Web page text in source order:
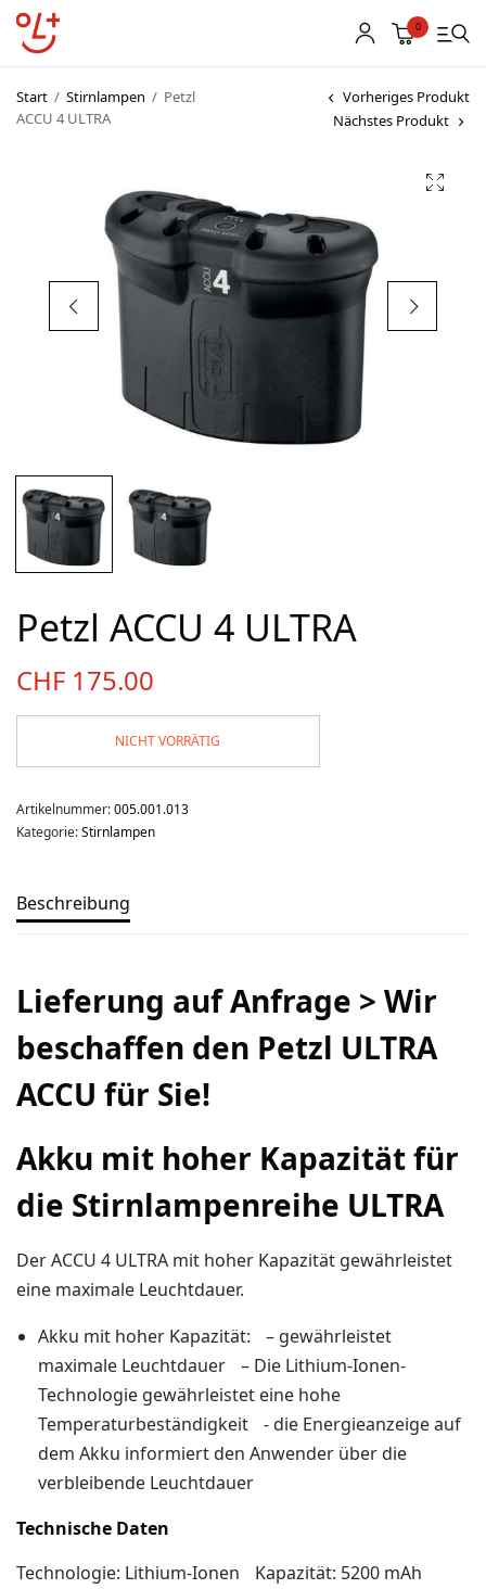
0
Start / Stirnlampen / Petzl
ACCU 4 ULTRA
Vorheriges Produkt
Nächstes Produkt
Petzl ACCU 4 ULTRA
CHF 175.00
NICHT VORRÄTIG
Artikelnummer:005.001.013
Kategorie:Stirnlampen
Beschreibung
Lieferung auf Anfrage > Wir
beschaffen den Petzl ULTRA
ACCU für Sie!
Akku mit hoher Kapazität für
die Stirnlampenreihe ULTRA
Der ACCU 4 ULTRA mit hoher Kapazität gewährleistet
eine maximale Leuchtdauer.
Akku mit hoher Kapazität: – gewährleistet
maximale Leuchtdauer – Die Lithium-Ionen-
Technologie gewährleistet eine hohe
Temperaturbeständigkeit - die Energieanzeige auf
dem Akku informiert den Anwender über die
verbleibende Leuchtdauer
Technische Daten
Technologie: Lithium-Ionen Kapazität: 5200 mAh
Vereinsbekleidung
Startnummern
Textildruck
OL Karten
Über uns
Team
Kontakt
Produkt-Kategorien
Aktion
Aktuell
Kartenaufnahme
Medizinische Artikel
Ski-OL / Bike-OL
Stirnlampen
Uhren / Pulsmesser / GPS
Winterartikel